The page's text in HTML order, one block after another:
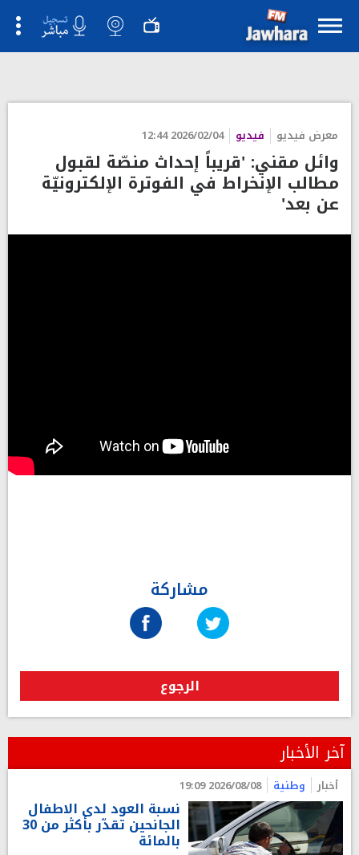
معرض فيديو فيديو 2026/02/04 12:44
وائل مقني: 'قريباً إحداث منصّة لقبول
مطالب الإنخراط في الفوترة الإلكترونيّة
عن بعد'
مشاركة
الرجوع
آخر الأخبار
أخبار وطنية 2026/08/08 19:09
نسبة العود لدى الاطفال
الجانحين تقدّر بأكثر من 30
بالمائة